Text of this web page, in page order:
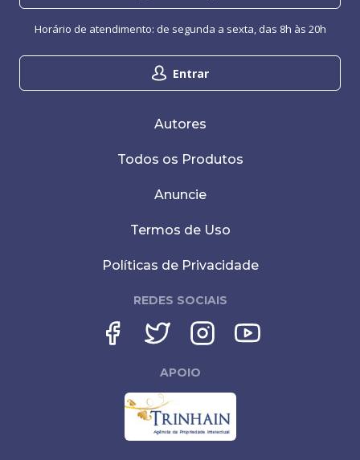
Entrar
Horário de atendimento: de segunda a sexta, das 8h às 20h
Autores
Todos os Produtos
Anuncie
Termos de Uso
Políticas de Privacidade
REDES SOCIAIS
APOIO